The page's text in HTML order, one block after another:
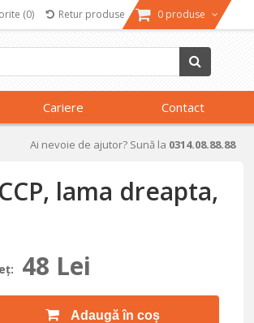
(0) Retur produse 0 produse
Cariere Contact
Ai nevoie de ajutor? Sună la 0314.08.88.88
lama dreapta,
48 Lei
Adaugă în coș